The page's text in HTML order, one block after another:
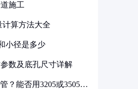
施工
计算方法大全
小径是多少
数及底孔尺寸详解
？能否用3205或3505代